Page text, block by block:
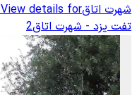
شهرت اتاق2View details for
تفت یزد - شهرت اتاق2